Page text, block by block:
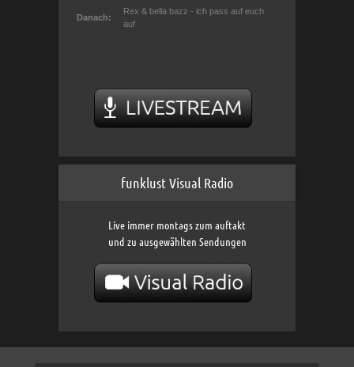
funklust Visual Radio
Live immer montags zum auftakt
und zu ausgewählten Sendungen